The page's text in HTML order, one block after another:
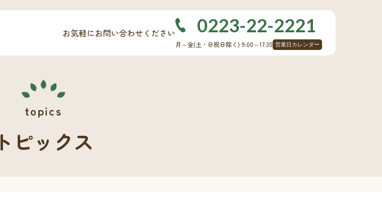
お気軽にお問い合わせください 0223-22-2221
月～金(土・日祝日除く) 9:00～17:30 営業日カレンダー
トピックス